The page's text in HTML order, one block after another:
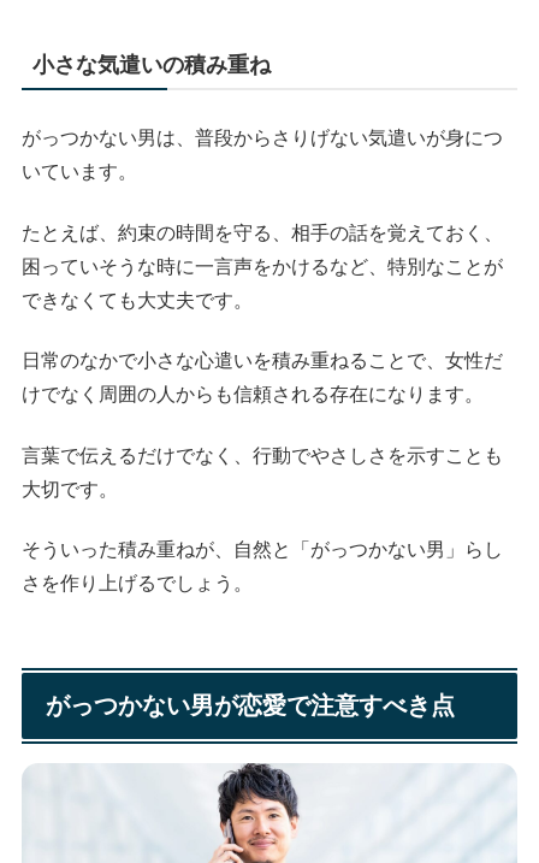
小さな気遣いの積み重ね
がっつかない男は、普段からさりげない気遣いが身につ
いています。
たとえば、約束の時間を守る、相手の話を覚えておく、
困っていそうな時に一言声をかけるなど、特別なことが
できなくても大丈夫です。
日常のなかで小さな心遣いを積み重ねることで、女性だ
けでなく周囲の人からも信頼される存在になります。
言葉で伝えるだけでなく、行動でやさしさを示すことも
大切です。
そういった積み重ねが、自然と「がっつかない男」らし
さを作り上げるでしょう。
がっつかない男が恋愛で注意すべき点